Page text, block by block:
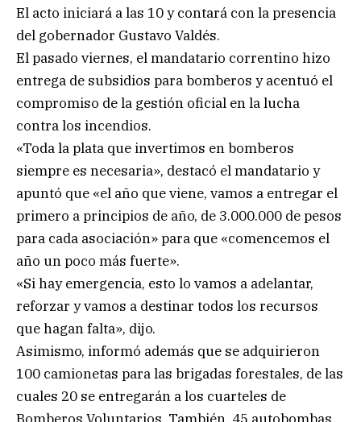
El acto iniciará a las 10 y contará con la presencia
del gobernador Gustavo Valdés.
El pasado viernes, el mandatario correntino hizo
entrega de subsidios para bomberos y acentuó el
compromiso de la gestión oficial en la lucha
contra los incendios.
«Toda la plata que invertimos en bomberos
siempre es necesaria», destacó el mandatario y
apuntó que «el año que viene, vamos a entregar el
primero a principios de año, de 3.000.000 de pesos
para cada asociación» para que «comencemos el
año un poco más fuerte».
«Si hay emergencia, esto lo vamos a adelantar,
reforzar y vamos a destinar todos los recursos
que hagan falta», dijo.
Asimismo, informó además que se adquirieron
100 camionetas para las brigadas forestales, de las
cuales 20 se entregarán a los cuarteles de